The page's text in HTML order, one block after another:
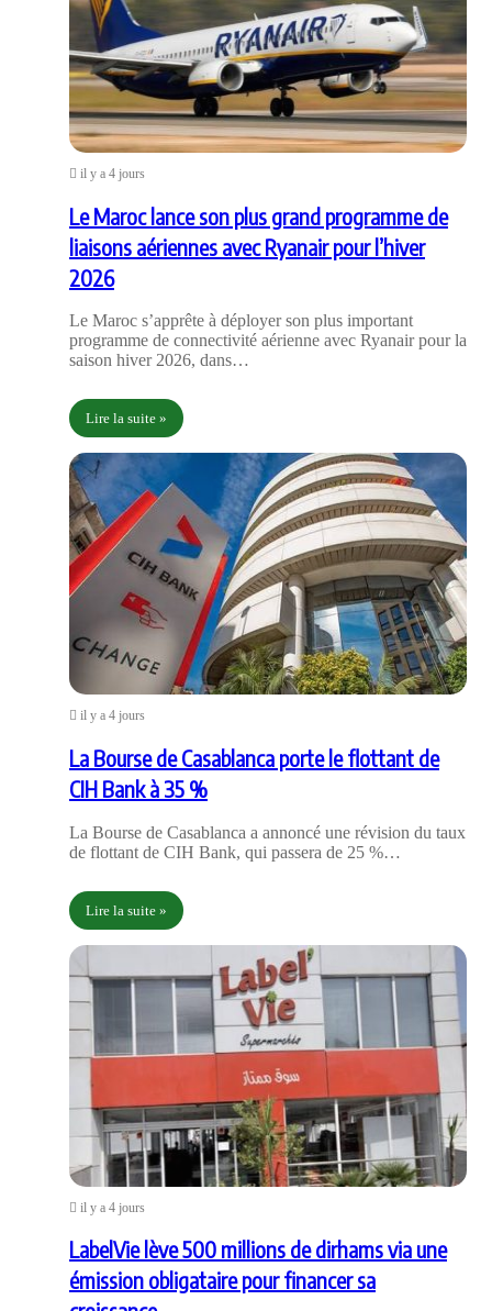
il y a 4 jours
Le Maroc lance son plus grand programme de
liaisons aériennes avec Ryanair pour l’hiver
2026
Le Maroc s’apprête à déployer son plus important
programme de connectivité aérienne avec Ryanair pour la
saison hiver 2026, dans…
Lire la suite »
il y a 4 jours
La Bourse de Casablanca porte le flottant de
CIH Bank à 35 %
La Bourse de Casablanca a annoncé une révision du taux
de flottant de CIH Bank, qui passera de 25 %…
Lire la suite »
il y a 4 jours
LabelVie lève 500 millions de dirhams via une
émission obligataire pour financer sa